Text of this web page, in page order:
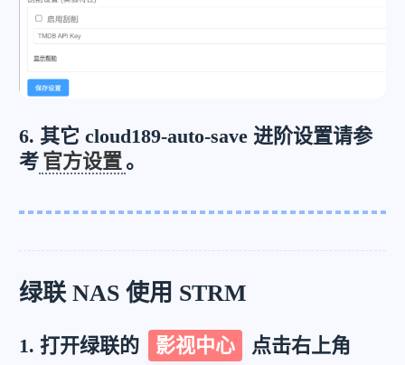
6. 其它 cloud189-auto-save 进阶设置请参
考 官方设置 。
绿联 NAS 使用 STRM
1. 打开绿联的 影视中心
点击右上角